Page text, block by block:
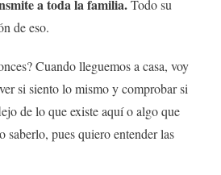
a toda la familia.Todo su
de eso.
Cuando lleguemos a casa, voy
si siento lo mismo y comprobar si
de lo que existe aquí o algo que
saberlo, pues quiero entender las